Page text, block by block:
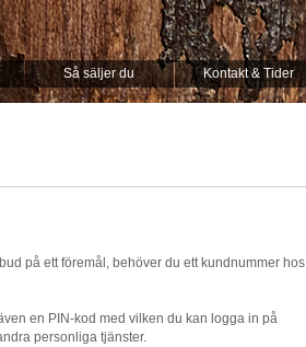
Så säljer du Kontakt & Tider
på ett föremål, behöver du ett kundnummer hos
en PIN-kod med vilken du kan logga in på
personliga tjänster.